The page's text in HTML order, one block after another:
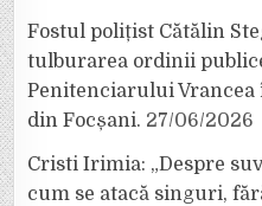
Fostul polițist Cătălin
tulburarea ordinii
Penitenciarului
din Focșani. 27/06/2026
Cristi Irimia: „Despre
cum se atacă singuri,